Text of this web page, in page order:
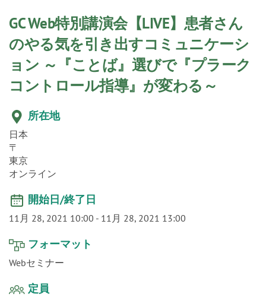
GC Web特別講演会【LIVE】患者さん
のやる気を引き出すコミュニケーシ
ョン ～『ことば』選びで『プラーク
コントロール指導』が変わる～
所在地
日本
〒
東京
オンライン
開始日/終了日
11月 28, 2021 10:00 - 11月 28, 2021 13:00
フォーマット
Webセミナー
定員